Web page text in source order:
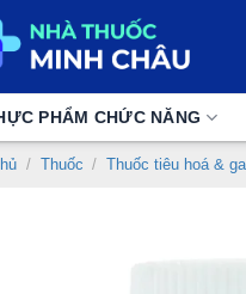
PHẨM CHỨC NĂNG
/ Thuốc / Thuốc tiêu hoá &